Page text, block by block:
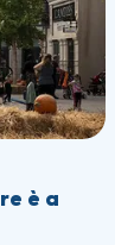
è a